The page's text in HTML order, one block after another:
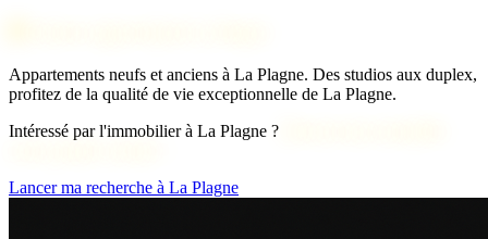
Appartements neufs et anciens à La Plagne. Des studios aux duplex,
profitez de la qualité de vie exceptionnelle de La Plagne.
Intéressé par l'immobilier à La Plagne ?
Lancer ma recherche à La Plagne